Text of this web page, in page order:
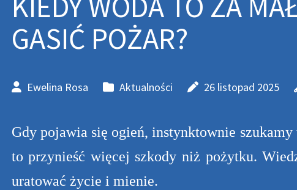
GASIĆ POŻAR?
Ewelina Rosa Aktualności 26 listopad 2025
Gdy pojawia się ogień, instynktownie
to przynieść więcej szkody niż pożytku.
uratować życie i mienie.